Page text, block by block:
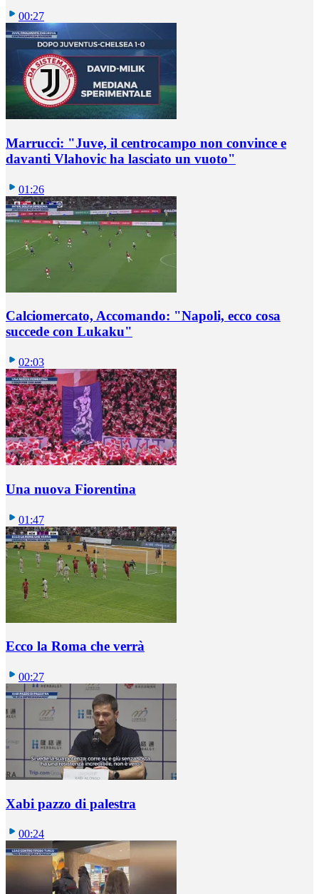
00:27
Marrucci: "Juve, il centrocampo non convince e
davanti Vlahovic ha lasciato un vuoto"
01:26
Calciomercato, Accomando: "Napoli, ecco cosa
succede con Lukaku"
02:03
Una nuova Fiorentina
01:47
Ecco la Roma che verrà
00:27
Xabi pazzo di palestra
00:24